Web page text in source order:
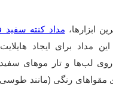
ابزارها، مداد کنته سفید
مداد برای ایجاد
لب‌ها و تار موهای سفید
مقواهای رنگی (مانند